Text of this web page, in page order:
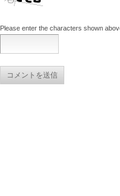
Please enter the characters shown